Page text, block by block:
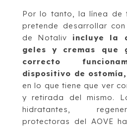
Por lo tanto, la línea de
pretende desarrollar
de Notaliv incluye la
geles y cremas que
correcto
dispositivo de ostomía,
en lo que tiene que ver
y retirada del mismo.
hidratantes,
protectoras del AOVE